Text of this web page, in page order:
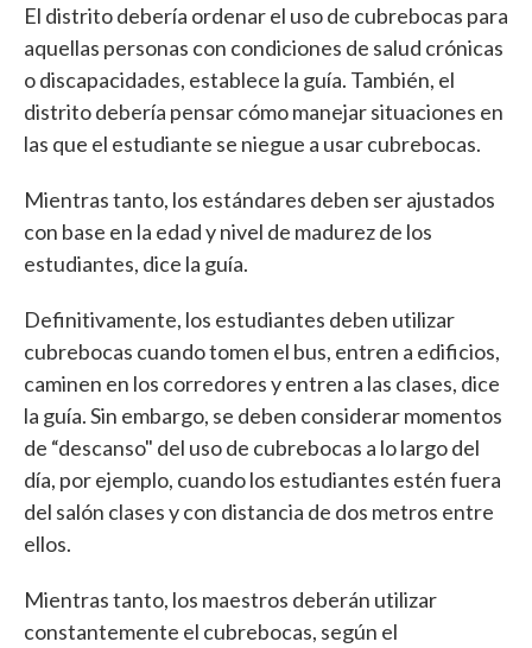
El distrito debería ordenar el uso de cubrebocas para
aquellas personas con condiciones de salud crónicas
o discapacidades, establece la guía. También, el
distrito debería pensar cómo manejar situaciones en
las que el estudiante se niegue a usar cubrebocas.
Mientras tanto, los estándares deben ser ajustados
con base en la edad y nivel de madurez de los
estudiantes, dice la guía.
Definitivamente, los estudiantes deben utilizar
cubrebocas cuando tomen el bus, entren a edificios,
caminen en los corredores y entren a las clases, dice
la guía. Sin embargo, se deben considerar momentos
de “descanso" del uso de cubrebocas a lo largo del
día, por ejemplo, cuando los estudiantes estén fuera
del salón clases y con distancia de dos metros entre
ellos.
Mientras tanto, los maestros deberán utilizar
constantemente el cubrebocas, según el